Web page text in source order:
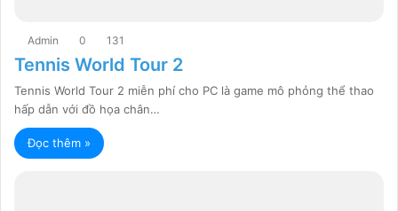
Admin 0 131
Tennis World Tour 2
Tennis World Tour 2 miễn phí cho PC là game mô phỏng thể thao
hấp dẫn với đồ họa chân…
Đọc thêm »